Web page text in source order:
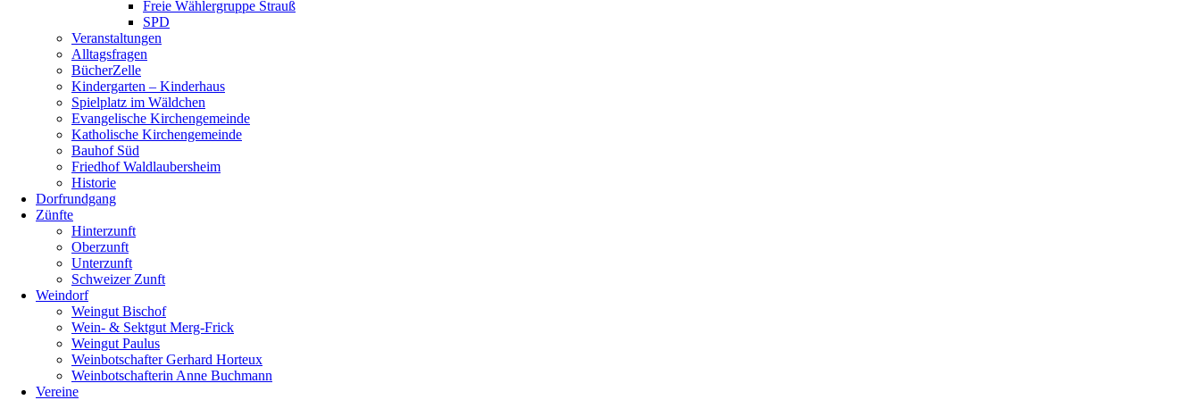
Freie Wählergruppe Strauß
SPD
Veranstaltungen
Alltagsfragen
BücherZelle
Kindergarten – Kinderhaus
Spielplatz im Wäldchen
Evangelische Kirchengemeinde
Katholische Kirchengemeinde
Bauhof Süd
Friedhof Waldlaubersheim
Historie
Dorfrundgang
Zünfte
Hinterzunft
Oberzunft
Unterzunft
Schweizer Zunft
Weindorf
Weingut Bischof
Wein- & Sektgut Merg-Frick
Weingut Paulus
Weinbotschafter Gerhard Horteux
Weinbotschafterin Anne Buchmann
Vereine